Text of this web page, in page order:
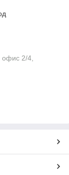
офис 2/4,